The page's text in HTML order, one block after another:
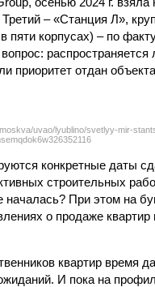
– «Станция Л»,
корпусах) – по
распространяется
приоритет отдан
uvao/lyublino/svetlyy-mir-
конкретные даты
строительных
началась? При этом на
о продаже
квартир время
И пока на